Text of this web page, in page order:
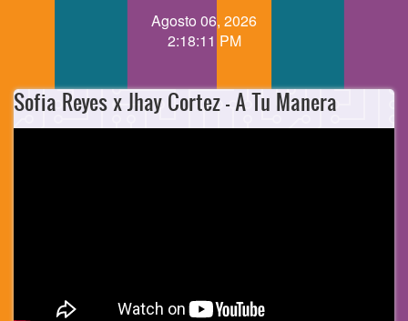
Agosto 06, 2026
2:18:11 PM
Sofia Reyes x Jhay Cortez - A Tu Manera